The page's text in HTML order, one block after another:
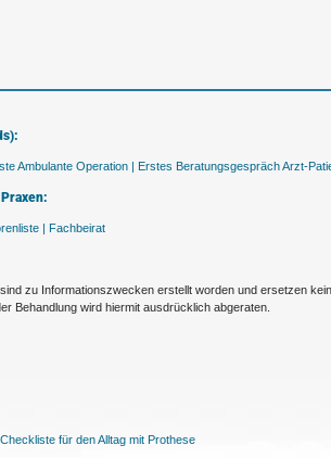
Ambulante Operation | Erstes Beratungsgespräch Arzt-
| Fachbeirat
zu Informationszwecken erstellt worden und ersetzen
Behandlung wird hiermit ausdrücklich abgeraten.
für den Alltag mit Prothese